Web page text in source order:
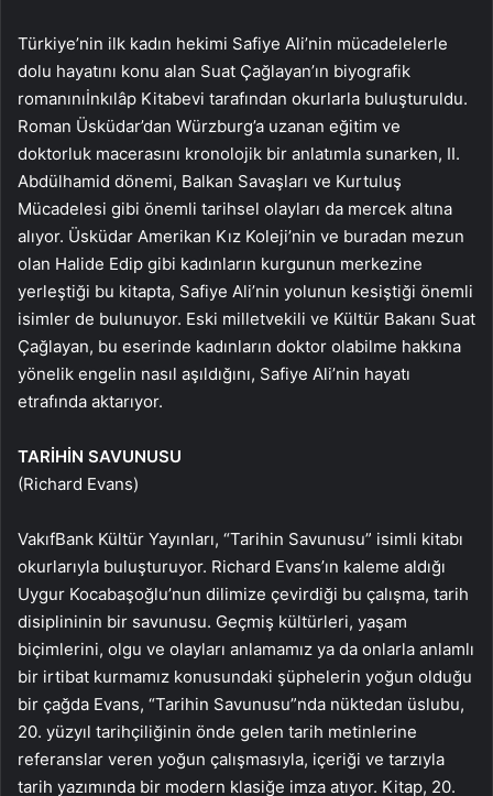
Türkiye’nin ilk kadın hekimi Safiye Ali’nin mücadelelerle
dolu hayatını konu alan Suat Çağlayan’ın biyografik
romanınıİnkılâp Kitabevi tarafından okurlarla buluşturuldu.
Roman Üsküdar’dan Würzburg’a uzanan eğitim ve
doktorluk macerasını kronolojik bir anlatımla sunarken, II.
Abdülhamid dönemi, Balkan Savaşları ve Kurtuluş
Mücadelesi gibi önemli tarihsel olayları da mercek altına
alıyor. Üsküdar Amerikan Kız Koleji’nin ve buradan mezun
olan Halide Edip gibi kadınların kurgunun merkezine
yerleştiği bu kitapta, Safiye Ali’nin yolunun kesiştiği önemli
isimler de bulunuyor. Eski milletvekili ve Kültür Bakanı Suat
Çağlayan, bu eserinde kadınların doktor olabilme hakkına
yönelik engelin nasıl aşıldığını, Safiye Ali’nin hayatı
etrafında aktarıyor.
TARİHİN SAVUNUSU
(Richard Evans)
VakıfBank Kültür Yayınları, “Tarihin Savunusu” isimli kitabı
okurlarıyla buluşturuyor. Richard Evans’ın kaleme aldığı
Uygur Kocabaşoğlu’nun dilimize çevirdiği bu çalışma, tarih
disiplininin bir savunusu. Geçmiş kültürleri, yaşam
biçimlerini, olgu ve olayları anlamamız ya da onlarla anlamlı
bir irtibat kurmamız konusundaki şüphelerin yoğun olduğu
bir çağda Evans, “Tarihin Savunusu”nda nüktedan üslubu,
20. yüzyıl tarihçiliğinin önde gelen tarih metinlerine
referanslar veren yoğun çalışmasıyla, içeriği ve tarzıyla
tarih yazımında bir modern klasiğe imza atıyor. Kitap, 20.